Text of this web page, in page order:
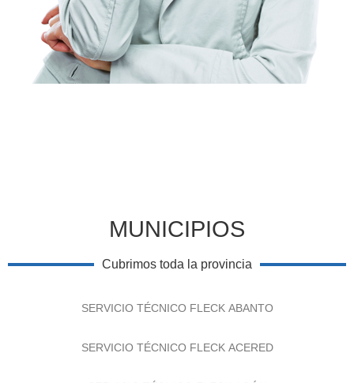
MUNICIPIOS
Cubrimos toda la provincia
SERVICIO TÉCNICO FLECK ABANTO
SERVICIO TÉCNICO FLECK ACERED